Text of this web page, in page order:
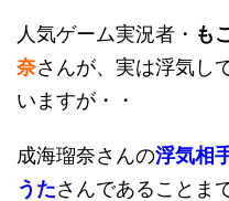
人気ゲーム実況者・ も
奈さんが、実は浮気し
いますが・・
成海瑠奈さんの浮気相
うたさんであることま